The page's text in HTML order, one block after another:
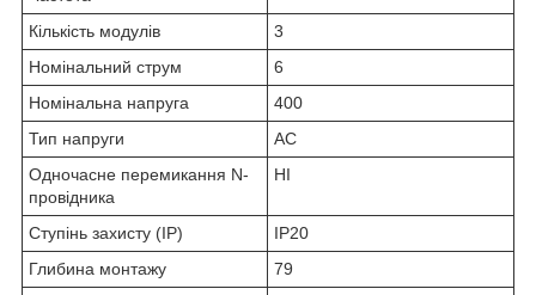
Кількість модулів
3
Номінальний струм
6
Номінальна напруга
400
Тип напруги
AC
Одночасне перемикання N-
провідника
НІ
Ступінь захисту (IP)
IP20
Глибина монтажу
79